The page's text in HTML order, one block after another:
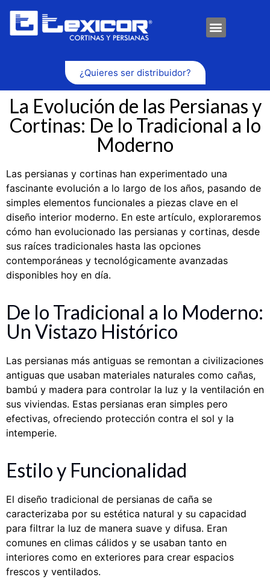
¿Quieres ser distribuidor?
La Evolución de las Persianas y
Cortinas: De lo Tradicional a lo
Moderno
Las persianas y cortinas han experimentado una
fascinante evolución a lo largo de los años, pasando de
simples elementos funcionales a piezas clave en el
diseño interior moderno. En este artículo, exploraremos
cómo han evolucionado las persianas y cortinas, desde
sus raíces tradicionales hasta las opciones
contemporáneas y tecnológicamente avanzadas
disponibles hoy en día.
De lo Tradicional a lo Moderno:
Un Vistazo Histórico
Las persianas más antiguas se remontan a civilizaciones
antiguas que usaban materiales naturales como cañas,
bambú y madera para controlar la luz y la ventilación en
sus viviendas. Estas persianas eran simples pero
efectivas, ofreciendo protección contra el sol y la
intemperie.
Estilo y Funcionalidad
El diseño tradicional de persianas de caña se
caracterizaba por su estética natural y su capacidad
para filtrar la luz de manera suave y difusa. Eran
comunes en climas cálidos y se usaban tanto en
interiores como en exteriores para crear espacios
frescos y ventilados.